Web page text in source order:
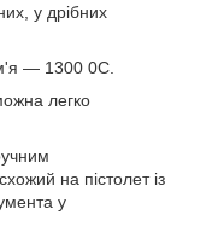
у дрібних
— 1300 0С.
легко
на пістолет із
у